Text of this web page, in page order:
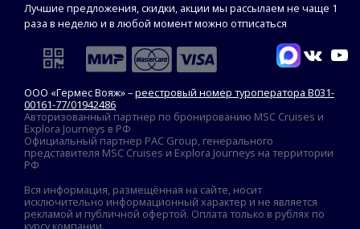
Лучшие предложения, скидки, акции мы рассылаем не чаще 1
раза в неделю и в любой момент можно отписаться
ООО «Гермес Вояж» –реестровый номер туроператора В031-
00161-77/01942486
Авторизованный партнер по бронированию MSC Cruises и
Explora Journeys в РФ
Официальный партнер PAC Group, генерального
представителя MSC Cruises и Explora Journeys на территории
РФ
Вся информация, размещённая на сайте, носит
исключительно информационный характер и не является
рекламой и публичной офертой. Оплата только в рублях по
курсу компании.